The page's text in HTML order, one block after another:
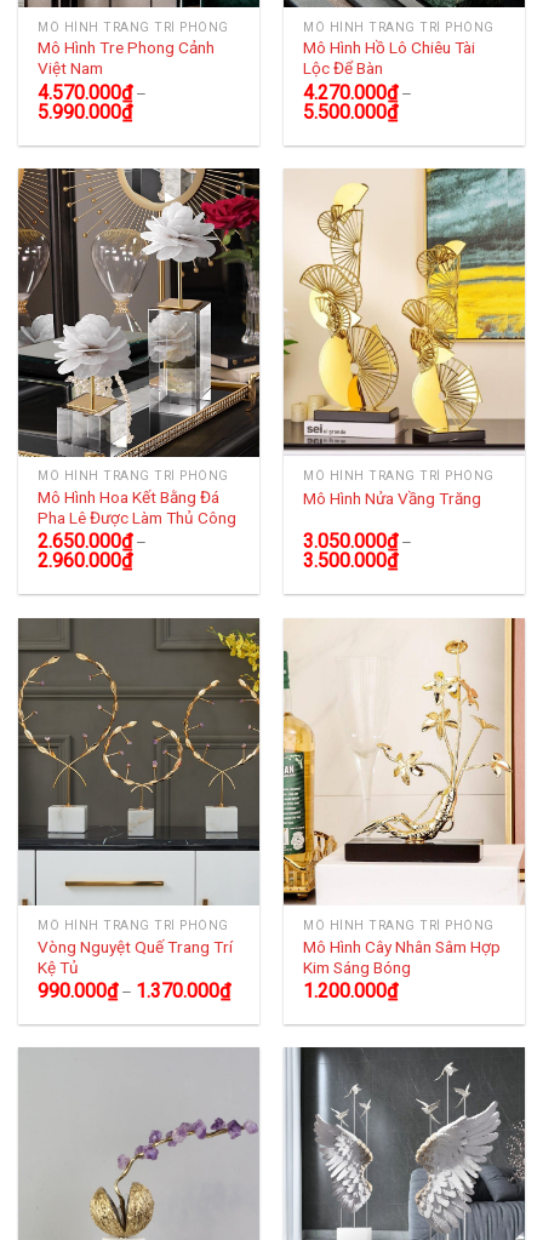
MÔ HÌNH TRANG TRÍ PHÒNG
Mô Hình Tre Phong Cảnh
Việt Nam
4.570.000₫–
5.990.000₫
MÔ HÌNH TRANG TRÍ PHÒNG
Mô Hình Hồ Lô Chiêu Tài
Lộc Để Bàn
4.270.000₫–
5.500.000₫
MÔ HÌNH TRANG TRÍ PHÒNG
Mô Hình Hoa Kết Bằng Đá
Pha Lê Được Làm Thủ Công
2.650.000₫–
2.960.000₫
MÔ HÌNH TRANG TRÍ PHÒNG
Mô Hình Nửa Vầng Trăng
3.050.000₫–
3.500.000₫
MÔ HÌNH TRANG TRÍ PHÒNG
Vòng Nguyệt Quế Trang Trí
Kệ Tủ
990.000₫– 1.370.000₫
MÔ HÌNH TRANG TRÍ PHÒNG
Mô Hình Cây Nhân Sâm Hợp
Kim Sáng Bóng
1.200.000₫